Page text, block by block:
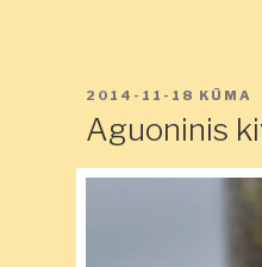
PASKELBTA
2014-11-18 KŪMA
Aguoninis